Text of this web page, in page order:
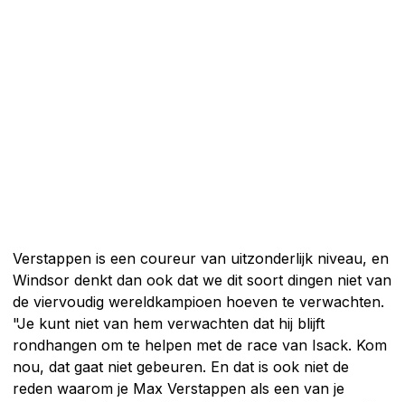
Verstappen is een coureur van uitzonderlijk niveau, en
Windsor denkt dan ook dat we dit soort dingen niet van
de viervoudig wereldkampioen hoeven te verwachten.
"Je kunt niet van hem verwachten dat hij blijft
rondhangen om te helpen met de race van Isack. Kom
nou, dat gaat niet gebeuren. En dat is ook niet de
reden waarom je Max Verstappen als een van je